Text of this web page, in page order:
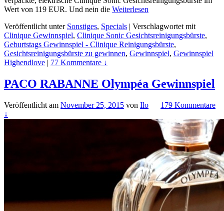
Wert von 119 EUR. Und nein die Weiterlesen
Veröffentlicht unter Sonstiges, Specials
Verschlagwortet mit
Clinique Gewinnspiel, Clinique Sonic Gesichtsreinigungsbürste,
Geburtstags Gewinnspiel - Clinique Reinigungsbürste,
Gesichtsreinigungsbürste zu gewinnen, Gewinnspiel, Gewinnspiel
Highendlove
77 Kommentare ↓
PACO RABANNE Olympéa Gewinnspiel
Veröffentlicht am November 25, 2015 von Ilo — 179 Kommentare
↓